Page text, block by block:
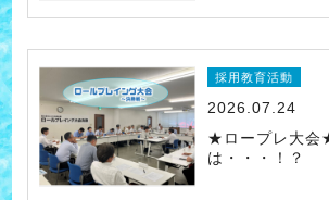
採用教育活動
2026.07.24
★ロープレ大会
は・・・！？